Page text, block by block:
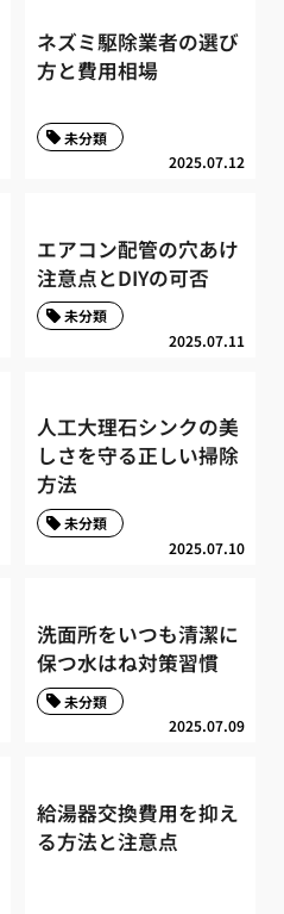
ネズミ駆除業者の選び
方と費用相場
2025.07.12
未分類
エアコン配管の穴あけ
注意点とDIYの可否
2025.07.11
未分類
人工大理石シンクの美
しさを守る正しい掃除
方法
2025.07.10
未分類
洗面所をいつも清潔に
保つ水はね対策習慣
2025.07.09
未分類
給湯器交換費用を抑え
る方法と注意点